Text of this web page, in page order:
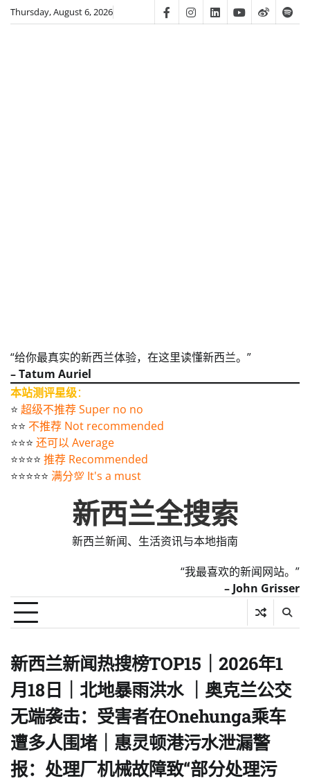
SkipThursday, August 6, 2026 FacebookInstagram
LinkedinYoutube
Weibo
“给你最真实的新西兰体验，在这里读懂新西兰。”
– Tatum Auriel
本站测评星级：
⭐️ 超级不推荐 Super no no
⭐️⭐️ 不推荐 Not recommended
⭐️⭐️⭐️ 还可以 Average
⭐️⭐️⭐️⭐️ 推荐 Recommended
⭐️⭐️⭐️⭐️⭐️ 满分💯 It's a must
新西兰全搜索
新西兰新闻、生活资讯与本地指南
“我最喜欢的新闻网站。”
– John Grisser
新西兰新闻热搜榜TOP15｜2026年1
月18日｜北地暴雨洪水 ｜奥克兰公交
无端袭击：受害者在Onehunga乘车
遭多人围堵｜惠灵顿港污水泄漏警
报：处理厂机械故障致“部分处理污